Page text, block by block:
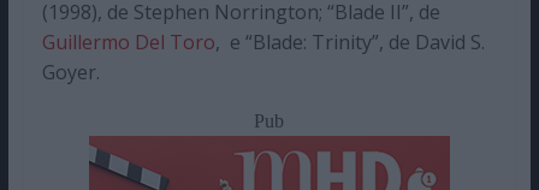
(1998), de Stephen Norrington; “Blade II”, de
Guillermo Del Toro, e “Blade: Trinity”, de David S.
Goyer.
Pub